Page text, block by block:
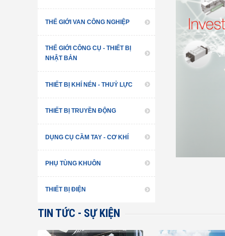
THẾ GIỚI VAN CÔNG NGHIỆP
THẾ GIỚI CÔNG CỤ - THIẾT BỊ
NHẬT BẢN
THIẾT BỊ KHÍ NÉN - THUỶ LỰC
THIẾT BỊ TRUYỀN ĐỘNG
DỤNG CỤ CẦM TAY - CƠ KHÍ
PHỤ TÙNG KHUÔN
THIẾT BỊ ĐIỆN
TIN TỨC - SỰ KIỆN